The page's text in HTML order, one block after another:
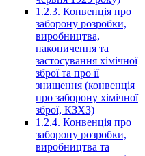
1.2.3. Конвенція про
заборону розробки,
виробництва,
накопичення та
застосування хімічної
зброї та про її
знищення (конвенція
про заборону хімічної
зброї, КЗХЗ)
1.2.4. Конвенція про
заборону розробки,
виробництва та